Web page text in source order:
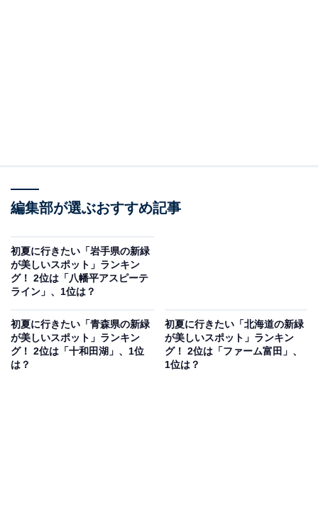
編集部が選ぶおすすめ記事
初夏に行きたい「岩手県の新緑
が美しいスポット」ランキン
グ！ 2位は「八幡平アスピーテ
ライン」、1位は？
初夏に行きたい「青森県の新緑
が美しいスポット」ランキン
グ！ 2位は「十和田湖」、1位
は？
初夏に行きたい「北海道の新緑
が美しいスポット」ランキン
グ！ 2位は「ファーム富田」、
1位は？